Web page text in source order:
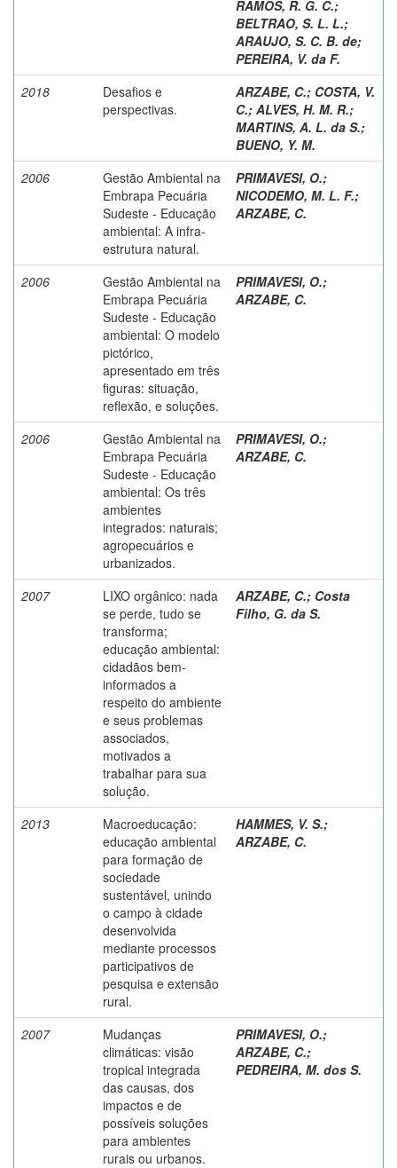
RAMOS, R. G. C.;
BELTRAO, S. L. L.;
ARAUJO, S. C. B. de;
PEREIRA, V. da F.
2018
Desafios e
perspectivas.
ARZABE, C.; COSTA, V.
C.; ALVES, H. M. R.;
MARTINS, A. L. da S.;
BUENO, Y. M.
2006
Gestão Ambiental na
Embrapa Pecuária
Sudeste - Educação
ambiental: A infra-
estrutura natural.
PRIMAVESI, O.;
NICODEMO, M. L. F.;
ARZABE, C.
2006
Gestão Ambiental na
Embrapa Pecuária
Sudeste - Educação
ambiental: O modelo
pictórico,
apresentado em três
figuras: situação,
reflexão, e soluções.
PRIMAVESI, O.;
ARZABE, C.
2006
Gestão Ambiental na
Embrapa Pecuária
Sudeste - Educação
ambiental: Os três
ambientes
integrados: naturais;
agropecuários e
urbanizados.
PRIMAVESI, O.;
ARZABE, C.
2007
LIXO orgânico: nada
se perde, tudo se
transforma;
educação ambiental:
cidadãos bem-
informados a
respeito do ambiente
e seus problemas
associados,
motivados a
trabalhar para sua
solução.
ARZABE, C.; Costa
Filho, G. da S.
2013
Macroeducação:
educação ambiental
para formação de
sociedade
sustentável, unindo
o campo à cidade
desenvolvida
mediante processos
participativos de
pesquisa e extensão
rural.
HAMMES, V. S.;
ARZABE, C.
2007
Mudanças
climáticas: visão
tropical integrada
das causas, dos
impactos e de
possíveis soluções
para ambientes
rurais ou urbanos.
PRIMAVESI, O.;
ARZABE, C.;
PEDREIRA, M. dos S.